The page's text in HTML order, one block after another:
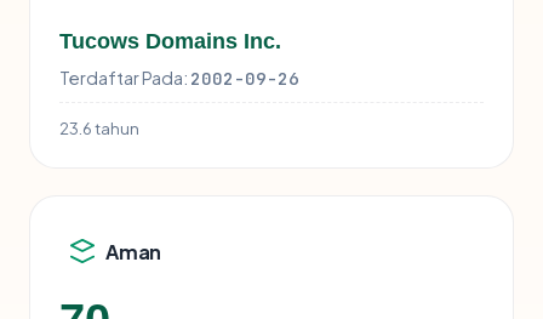
Tucows Domains Inc.
Terdaftar Pada: 2002-09-26
23.6 tahun
Aman